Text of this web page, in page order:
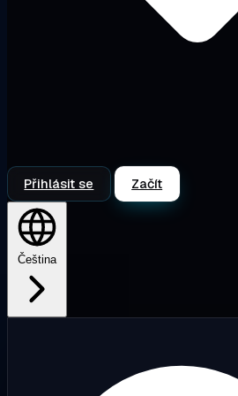
Přihlásit se Začít
Čeština